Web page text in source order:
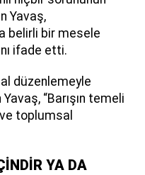
Yavaş,
belirli bir mesele
ifade etti.
düzenlemeyle
“Barışın temeli
toplumsal
YA DA